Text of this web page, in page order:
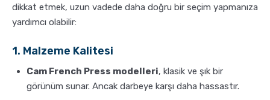
dikkat etmek, uzun vadede daha doğru bir seçim yapmanıza
yardımcı olabilir:
1. Malzeme Kalitesi
Cam French Press modelleri, klasik ve şık bir
görünüm sunar. Ancak darbeye karşı daha hassastır.